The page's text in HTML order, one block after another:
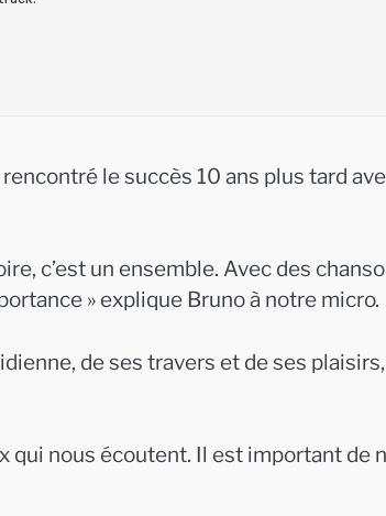
le succès 10 ans plus tard
c’est un ensemble. Avec des
» explique Bruno à notre micro.
de ses travers et de ses
qui nous écoutent. Il est important de